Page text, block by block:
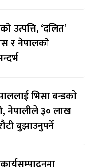
उत्पत्ति, ‘दलित’
र नेपालको
भिसा बन्डकाे
नेपालीले ३० लाख
बुझाउनुपर्ने